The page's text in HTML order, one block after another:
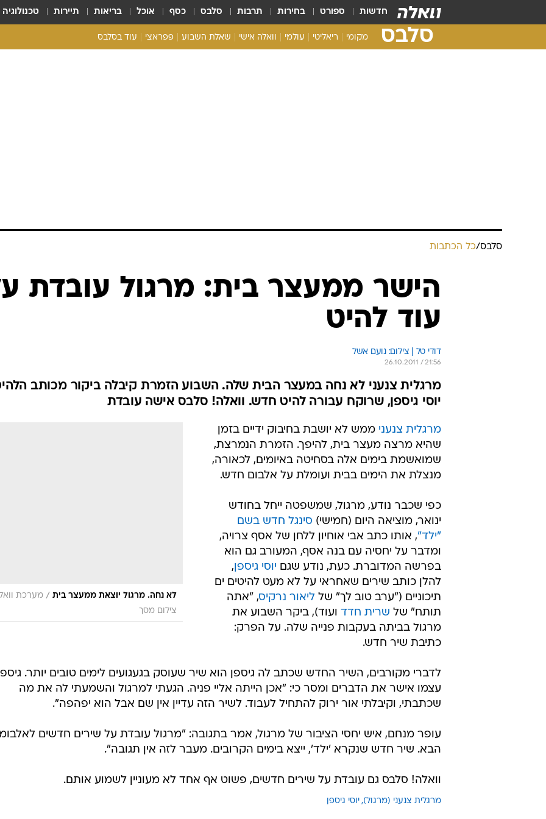
חדשות ספורט בחירות תרבות סלבס כסף אוכל בריאות תיירות טכנולוגיה
סלבס מקומי ריאליטי עולמי וואלה אישי שאלת השבוע פפראצי עוד בסלבס
סלבס/כל הכתבות
הישר ממעצר בית: מרגול עובדת
עוד להיט
דודי טל | צילום: נועם אשל
26.10.2011 / 21:56
מרגלית צנעני לא נחה במעצר הבית שלה. השבוע הזמרת קיבלה ביקור מכותב
יוסי גיספן, שרוקח עבורה להיט חדש. וואלה! סלבס אישה עובדת
לא נחה. מרגול יוצאת ממעצר בית / מערכת
צילום מסך
מרגלית צנעני ממש לא יושבת בחיבוק ידיים בזמן
שהיא מרצה מעצר בית, להיפך. הזמרת הנמרצת,
שמואשמת בימים אלה בסחיטה באיומים, לכאורה,
מנצלת את הימים בבית ועומלת על אלבום חדש.
כפי שכבר נודע, מרגול, שמשפטה ייחל בחודש
ינואר, מוציאה היום (חמישי) סינגל חדש בשם
"ילד", אותו כתב אבי אוחיון ללחן של אסף צרויה,
ומדבר על יחסיה עם בנה אסף, המעורב גם הוא
בפרשה המדוברת. כעת, נודע שגם יוסי גיספן,
להלן כותב שירים שאחראי על לא מעט להיטים ים
תיכוניים ("ערב טוב לך" של ליאור נרקיס, "אתה
תותח" של שרית חדד ועוד), ביקר השבוע את
מרגול בביתה בעקבות פנייה שלה. על הפרק:
כתיבת שיר חדש.
לדברי מקורבים, השיר החדש שכתב לה גיספן הוא שיר שעוסק בגעגועים לימים טובים יותר.
עצמו אישר את הדברים ומסר כי: "אכן הייתה אליי פניה. הגעתי למרגול והשמעתי לה את מה
שכתבתי, וקיבלתי אור ירוק להתחיל לעבוד. לשיר הזה עדיין אין שם אבל הוא יפהפה".
עופר מנחם, איש יחסי הציבור של מרגול, אמר בתגובה: "מרגול עובדת על שירים חדשים
הבא. שיר חדש שנקרא 'ילד', ייצא בימים הקרובים. מעבר לזה אין תגובה".
וואלה! סלבס גם עובדת על שירים חדשים, פשוט אף אחד לא מעוניין לשמוע אותם.
מרגלית צנעני (מרגול) יוסי גיספן